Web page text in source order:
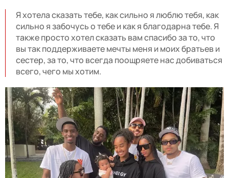
Я хотела сказать тебе, как сильно я люблю тебя, как
сильно я забочусь о тебе и как я благодарна тебе. Я
также просто хотел сказать вам спасибо за то, что
вы так поддерживаете мечты меня и моих братьев и
сестер, за то, что всегда поощряете нас добиваться
всего, чего мы хотим.